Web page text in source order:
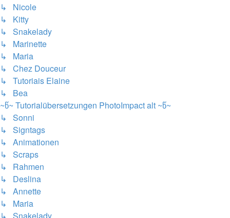
↳ Nicole
↳ Kitty
↳ Snakelady
↳ Marinette
↳ Maria
↳ Chez Douceur
↳ Tutoriais Elaine
↳ Bea
~წ~ Tutorialübersetzungen PhotoImpact alt ~წ~
↳ Sonni
↳ Signtags
↳ Animationen
↳ Scraps
↳ Rahmen
↳ Deslina
↳ Annette
↳ Maria